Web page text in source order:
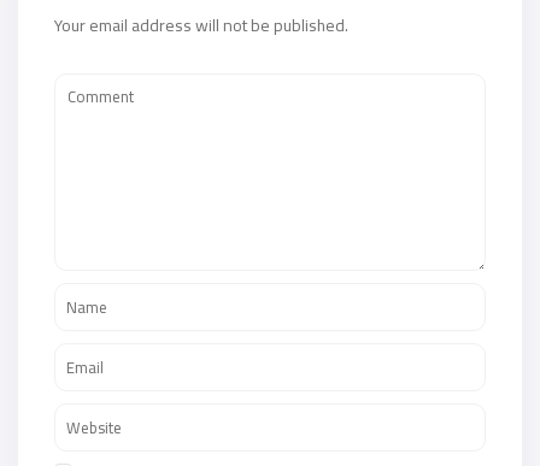
Your email address will not be published.